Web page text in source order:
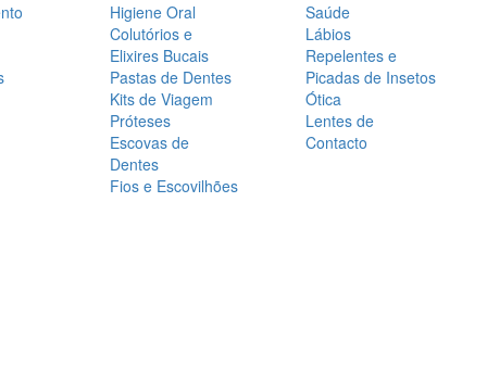
Higiene Oral
Colutórios e
Elixires Bucais
Pastas de Dentes
Kits de Viagem
Próteses
Escovas de
Dentes
Fios e Escovilhões
Saúde
Lábios
Repelentes e
Picadas de Insetos
Ótica
Lentes de
Contacto